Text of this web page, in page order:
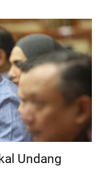
Undang